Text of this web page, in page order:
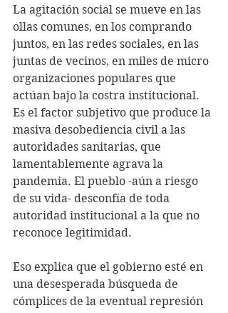
La agitación social se mueve en las
ollas comunes, en los comprando
juntos, en las redes sociales, en las
juntas de vecinos, en miles de micro
organizaciones populares que
actúan bajo la costra institucional.
Es el factor subjetivo que produce la
masiva desobediencia civil a las
autoridades sanitarias, que
lamentablemente agrava la
pandemia. El pueblo -aún a riesgo
de su vida- desconfía de toda
autoridad institucional a la que no
reconoce legitimidad.
Eso explica que el gobierno esté en
una desesperada búsqueda de
cómplices de la eventual represión